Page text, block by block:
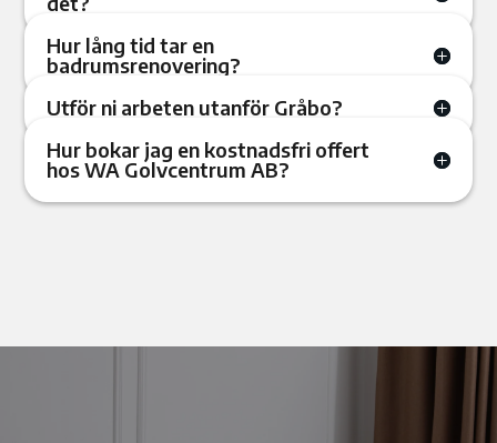
Hur lång tid tar en
badrumsrenovering?
Utför ni arbeten utanför Gråbo?
Hur bokar jag en kostnadsfri offert
hos WA Golvcentrum AB?